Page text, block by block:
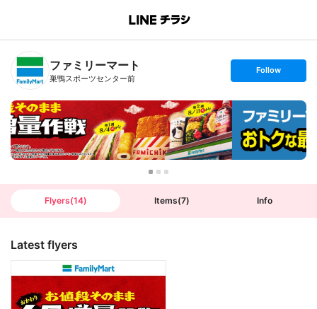
B
n
T
ファミリーマート
巣鴨スポーツセンター前
s
t
o
l
o
w
Follow
Flyers(14) Items(7) Info
Latest flyers